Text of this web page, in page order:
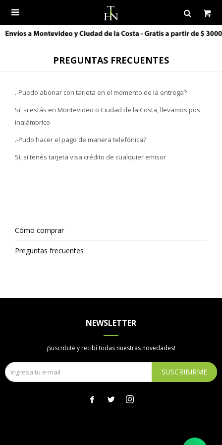

PREGUNTAS FRECUENTES
.-Puedo abonar con tarjeta en el momento de la entrega?
Sí, si estás en Montevideo o Ciudad de la Costa, llevamos pos
inalámbrico
.-Pudo hacer el pago de manera telefónica?
Sí, si tenés tarjeta visa crédito de cualquier emisor
Cómo comprar
Preguntas frecuentes
NEWSLETTER
¡Suscribite y recibí todas nuestras novedades!
SUSCRIBIRME
  